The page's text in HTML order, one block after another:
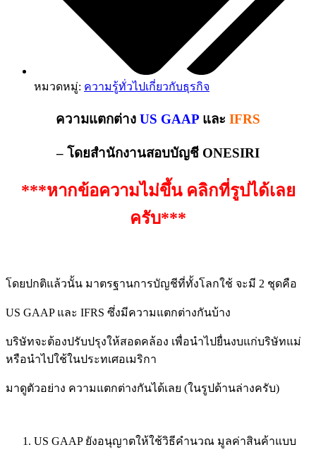
หมวดหมู่: ความรู้ทั่วไปเกี่ยวกับธุรกิจ
ความแตกต่าง US GAAP และ IFRS
– โดยสำนักงานสอบบัญชี ONESIRI
***หากข้อความไม่ขึ้น คลิกที่รูปได้เลย
ครับ***
โดยปกติแล้วนั้น มาตรฐานการบัญชีที่ทั้งโลกใช้ จะมี 2 ชุดคือ
US GAAP และ IFRS ซึ่งมีความแตกต่างกันบ้าง
บริษัทจะต้องปรับปรุงให้สอดคล้อง เพื่อนำไปยื่นงบแก่บริษัทแม่
หรือนำไปใช้ในประทเศอเมริกา
มาดูตัวอย่าง ความแตกต่างกันได้เลย (ในรูปด้านล่างครับ)
US GAAP ยังอนุญาตให้ใช้วิธีคำนวณ มูลค่าสินค้าแบบ